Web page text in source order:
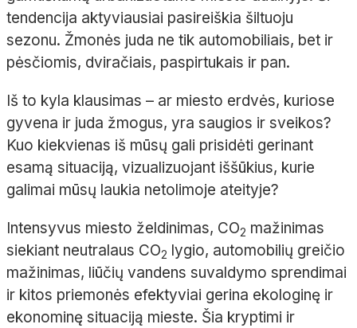
tendencija aktyviausiai pasireiškia šiltuoju
sezonu. Žmonės juda ne tik automobiliais, bet ir
pėsčiomis, dviračiais, paspirtukais ir pan.
Iš to kyla klausimas – ar miesto erdvės, kuriose
gyvena ir juda žmogus, yra saugios ir sveikos?
Kuo kiekvienas iš mūsų gali prisidėti gerinant
esamą situaciją, vizualizuojant iššūkius, kurie
galimai mūsų laukia netolimoje ateityje?
Intensyvus miesto želdinimas, CO2 mažinimas
siekiant neutralaus CO2 lygio, automobilių greičio
mažinimas, liūčių vandens suvaldymo sprendimai
ir kitos priemonės efektyviai gerina ekologinę ir
ekonominę situaciją mieste. Šia kryptimi ir